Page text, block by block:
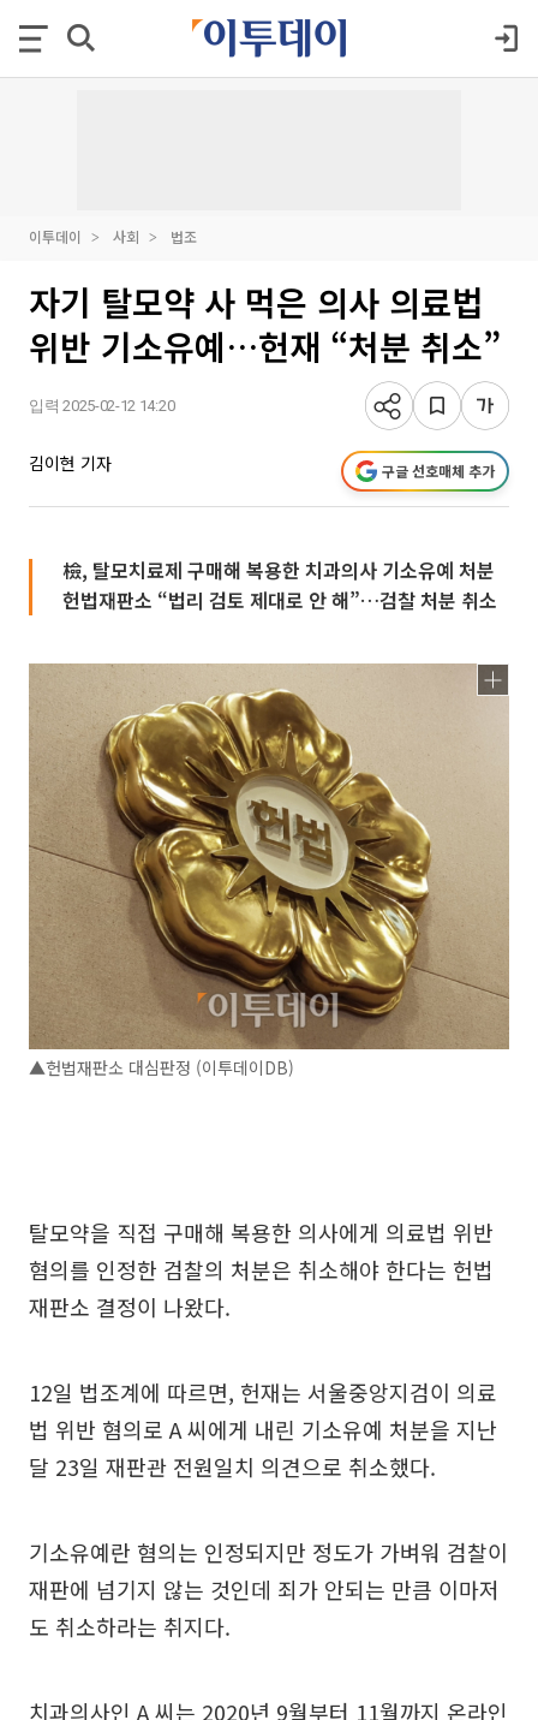
이투데이 사회 법조
자기 탈모약 사 먹은 의사 의료법
위반 기소유예…헌재 “처분 취소”
입력 2025-02-12 14:20
김이현 기자 구글 선호매체 추가
檢, 탈모치료제 구매해 복용한 치과의사 기소유예 처분
헌법재판소 “법리 검토 제대로 안 해”…검찰 처분 취소
▲헌법재판소 대심판정 (이투데이DB)
탈모약을 직접 구매해 복용한 의사에게 의료법 위반
혐의를 인정한 검찰의 처분은 취소해야 한다는 헌법
재판소 결정이 나왔다.
12일 법조계에 따르면, 헌재는 서울중앙지검이 의료
법 위반 혐의로 A 씨에게 내린 기소유예 처분을 지난
달 23일 재판관 전원일치 의견으로 취소했다.
기소유예란 혐의는 인정되지만 정도가 가벼워 검찰이
재판에 넘기지 않는 것인데 죄가 안되는 만큼 이마저
도 취소하라는 취지다.
치과의사인 A 씨는 2020년 9월부터 11월까지 온라인